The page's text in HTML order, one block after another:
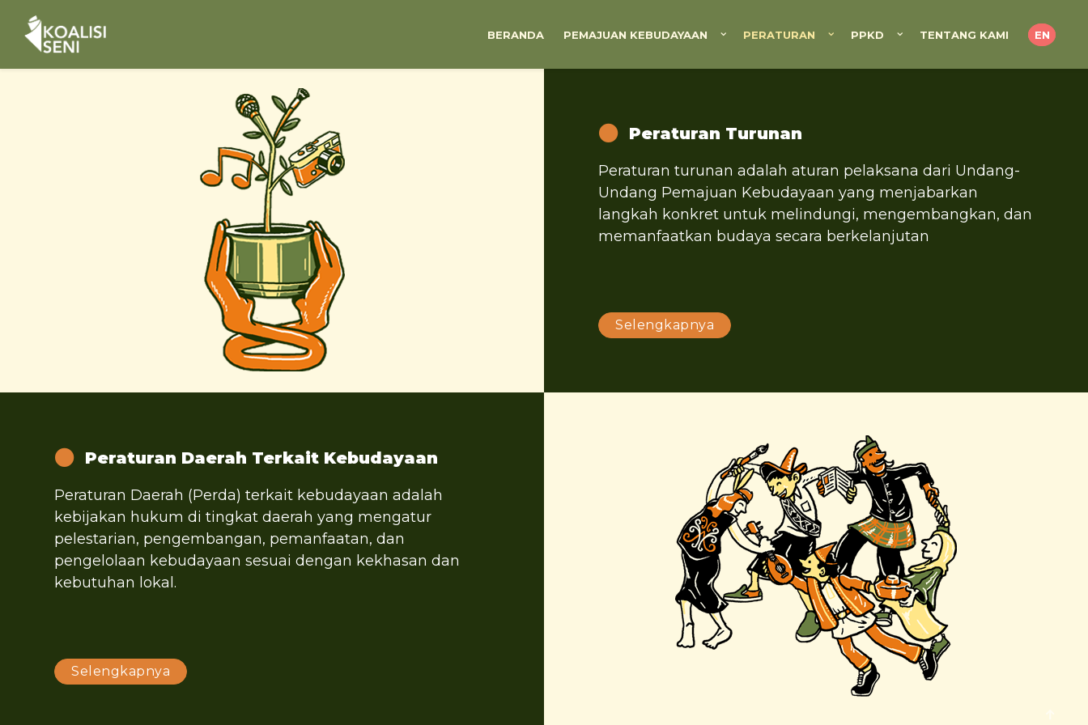
BERANDA PEMAJUAN KEBUDAYAAN PERATURAN PPKD TENTANG KAMI EN
Peraturan Turunan
Peraturan turunan adalah aturan pelaksana dari Undang-
Undang Pemajuan Kebudayaan yang menjabarkan
langkah konkret untuk melindungi, mengembangkan, dan
memanfaatkan budaya secara berkelanjutan
Selengkapnya
Peraturan Daerah Terkait Kebudayaan
Peraturan Daerah (Perda) terkait kebudayaan adalah
kebijakan hukum di tingkat daerah yang mengatur
pelestarian, pengembangan, pemanfaatan, dan
pengelolaan kebudayaan sesuai dengan kekhasan dan
kebutuhan lokal.
Selengkapnya